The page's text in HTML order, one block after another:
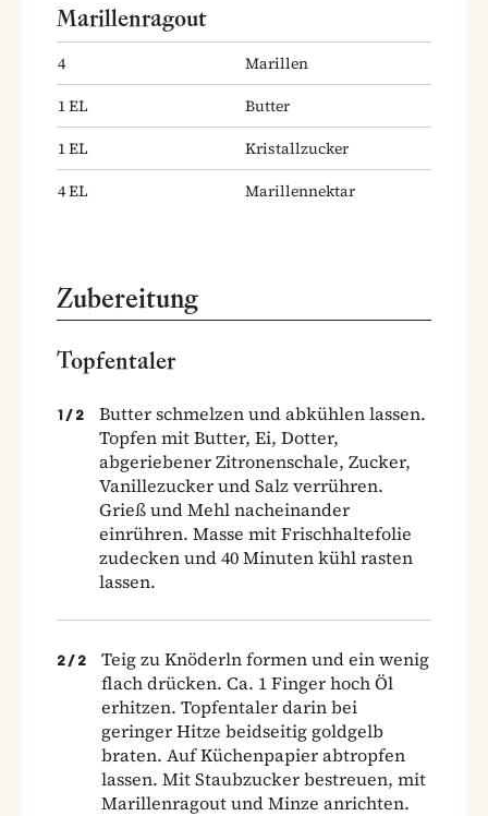
Marillenragout
4
Marillen
1EL
Butter
1EL
Kristallzucker
4EL Marillennektar
Zubereitung
Topfentaler
1 / 2
Butter schmelzen und abkühlen lassen.
Topfen mit Butter, Ei, Dotter,
abgeriebener Zitronenschale, Zucker,
Vanillezucker und Salz verrühren.
Grieß und Mehl nacheinander
einrühren. Masse mit Frischhaltefolie
zudecken und 40 Minuten kühl rasten
lassen.
2 / 2
Teig zu Knöderln formen und ein wenig
flach drücken. Ca. 1 Finger hoch Öl
erhitzen. Topfentaler darin bei
geringer Hitze beidseitig goldgelb
braten. Auf Küchenpapier abtropfen
lassen. Mit Staubzucker bestreuen, mit
Marillenragout und Minze anrichten.